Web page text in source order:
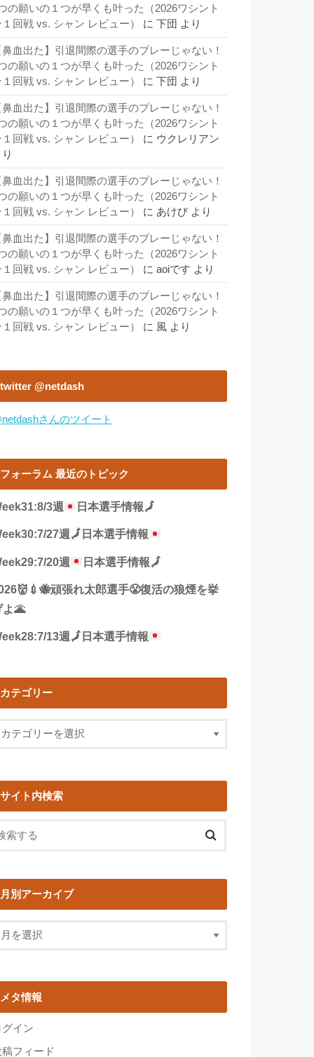
の願いの１つが早くも叶った（2026ワシント
１回戦 vs. シャン レビュー）
に 下団 より
鼻血出た】引退間際の選手のプレーじゃない！
の願いの１つが早くも叶った（2026ワシント
１回戦 vs. シャン レビュー）
に 下団 より
鼻血出た】引退間際の選手のプレーじゃない！
の願いの１つが早くも叶った（2026ワシント
１回戦 vs. シャン レビュー）
に ウクレリアン
鼻血出た】引退間際の選手のプレーじゃない！
の願いの１つが早くも叶った（2026ワシント
１回戦 vs. シャン レビュー）
に あけび より
鼻血出た】引退間際の選手のプレーじゃない！
の願いの１つが早くも叶った（2026ワシント
１回戦 vs. シャン レビュー）
に aoiです より
鼻血出た】引退間際の選手のプレーじゃない！
の願いの１つが早くも叶った（2026ワシント
１回戦 vs. シャン レビュー）
に 風 より
twitter @netdash
さんのツイート
フォーラム 最近のトピック
3週 日本選手情報🗾
27週🗾 日本選手情報
20週 日本選手情報🗾
頑張れ太郎選手😤復活の狼煙を挙
よ🌋
13週 🗾 日本選手情報
カテゴリー
サイト内検索
月別アーカイブ
メタ情報
グイン
稿フィード